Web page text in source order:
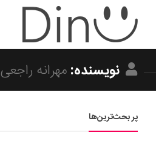
نویسنده:مهرانه راجعی
پر بحث‌ترین‌ها